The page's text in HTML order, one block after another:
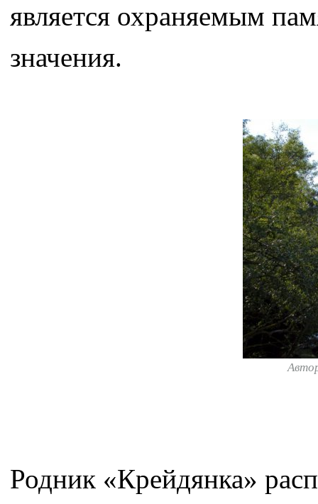
является охраняемым
значения.
Родник «Крейдянка»